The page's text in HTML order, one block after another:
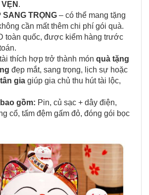
.
SANG TRỌNG – có thể mang tặng
cần mất thêm chi phí gói quà.
toàn quốc, được kiểm hàng trước
thích hợp trở thành món quà tặng
đẹp mắt, sang trọng, lịch sự hoặc
gia giúp gia chủ thu hút tài lộc,
gồm: Pin, củ sạc + dây điện,
cổ, tấm đệm gấm đỏ, đóng gói bọc